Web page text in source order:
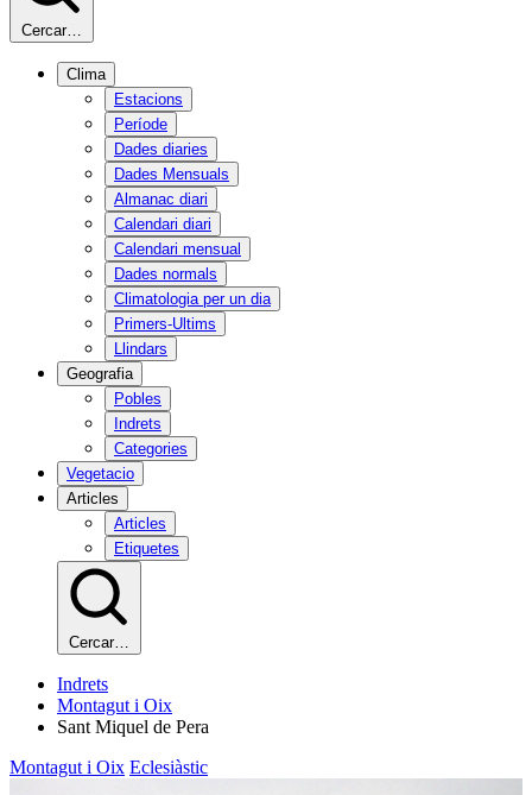
Cercar…
Clima
Estacions
Període
Dades diaries
Dades Mensuals
Almanac diari
Calendari diari
Calendari mensual
Dades normals
Climatologia per un dia
Primers-Ultims
Llindars
Geografia
Pobles
Indrets
Categories
Vegetacio
Articles
Articles
Etiquetes
Cercar…
Indrets
Montagut i Oix
Sant Miquel de Pera
Montagut i Oix Eclesiàstic